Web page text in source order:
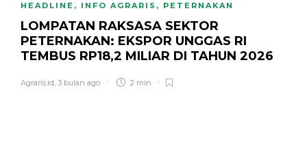
HEADLINE , INFO AGRARIS , PETERNAKAN
LOMPATAN RAKSASA SEKTOR
PETERNAKAN: EKSPOR UNGGAS RI
TEMBUS RP18,2 MILIAR DI TAHUN 2026
Agraris.id, 3 bulan ago 2 min